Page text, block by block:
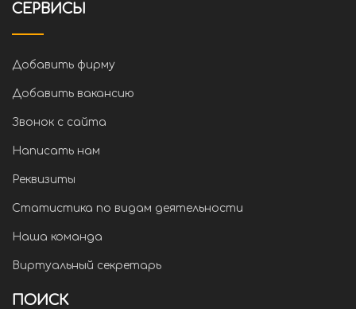
СЕРВИСЫ
Добавить фирму
Добавить вакансию
Звонок с сайта
Написать нам
Реквизиты
Статистика по видам деятельности
Наша команда
Виртуальный секретарь
ПОИСК